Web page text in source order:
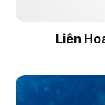
Liên